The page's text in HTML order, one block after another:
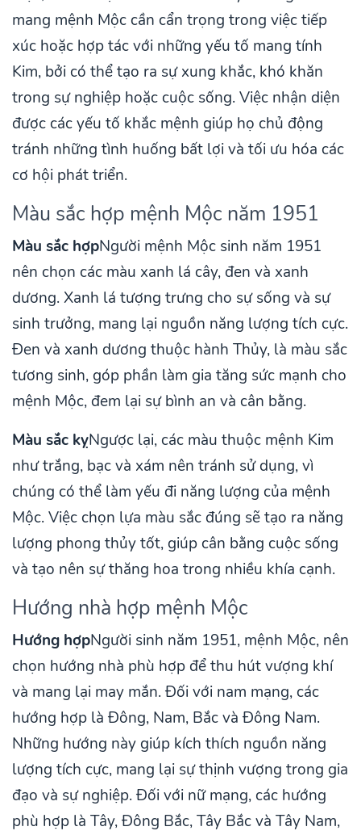
mang mệnh Mộc cần cẩn trọng trong việc tiếp
xúc hoặc hợp tác với những yếu tố mang tính
Kim, bởi có thể tạo ra sự xung khắc, khó khăn
trong sự nghiệp hoặc cuộc sống. Việc nhận diện
được các yếu tố khắc mệnh giúp họ chủ động
tránh những tình huống bất lợi và tối ưu hóa các
cơ hội phát triển.
Màu sắc hợp mệnh Mộc năm 1951
Màu sắc hợpNgười mệnh Mộc sinh năm 1951
nên chọn các màu xanh lá cây, đen và xanh
dương. Xanh lá tượng trưng cho sự sống và sự
sinh trưởng, mang lại nguồn năng lượng tích cực.
Đen và xanh dương thuộc hành Thủy, là màu sắc
tương sinh, góp phần làm gia tăng sức mạnh cho
mệnh Mộc, đem lại sự bình an và cân bằng.
Màu sắc kỵNgược lại, các màu thuộc mệnh Kim
như trắng, bạc và xám nên tránh sử dụng, vì
chúng có thể làm yếu đi năng lượng của mệnh
Mộc. Việc chọn lựa màu sắc đúng sẽ tạo ra năng
lượng phong thủy tốt, giúp cân bằng cuộc sống
và tạo nên sự thăng hoa trong nhiều khía cạnh.
Hướng nhà hợp mệnh Mộc
Hướng hợpNgười sinh năm 1951, mệnh Mộc, nên
chọn hướng nhà phù hợp để thu hút vượng khí
và mang lại may mắn. Đối với nam mạng, các
hướng hợp là Đông, Nam, Bắc và Đông Nam.
Những hướng này giúp kích thích nguồn năng
lượng tích cực, mang lại sự thịnh vượng trong gia
đạo và sự nghiệp. Đối với nữ mạng, các hướng
phù hợp là Tây, Đông Bắc, Tây Bắc và Tây Nam,